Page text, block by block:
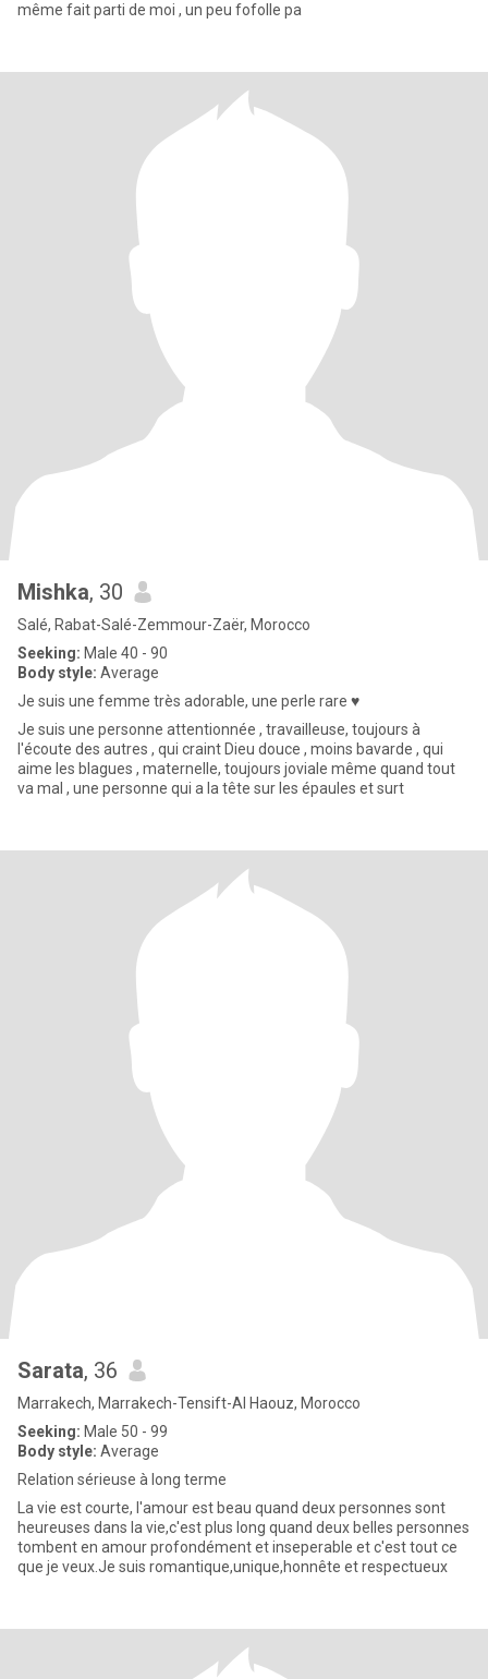
même fait parti de moi , un peu fofolle pa
Mishka, 30
Salé, Rabat-Salé-Zemmour-Zaër, Morocco
Seeking: Male 40 - 90
Body style: Average
Je suis une femme très adorable, une perle rare ♥️
Je suis une personne attentionnée , travailleuse, toujours à
l'écoute des autres , qui craint Dieu douce , moins bavarde , qui
aime les blagues , maternelle, toujours joviale même quand tout
va mal , une personne qui a la tête sur les épaules et surt
Sarata, 36
Marrakech, Marrakech-Tensift-Al Haouz, Morocco
Seeking: Male 50 - 99
Body style: Average
Relation sérieuse à long terme
La vie est courte, l'amour est beau quand deux personnes sont
heureuses dans la vie,c'est plus long quand deux belles personnes
tombent en amour profondément et inseperable et c'est tout ce
que je veux.Je suis romantique,unique,honnête et respectueux